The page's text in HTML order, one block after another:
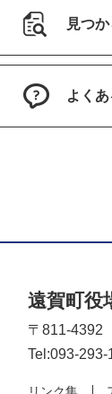
見つ
よく
遠賀町役
〒811-4392
Tel:093-
リンク集